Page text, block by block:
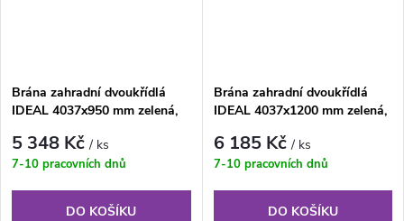
Brána zahradní dvoukřídlá
IDEAL 4037x950 mm zelená,
5 348 Kč/ ks
7-10 pracovních dnů
DO KOŠÍKU
Brána zahradní dvoukřídlá
IDEAL 4037x1200 mm zelená,
6 185 Kč/ ks
7-10 pracovních dnů
DO KOŠÍKU